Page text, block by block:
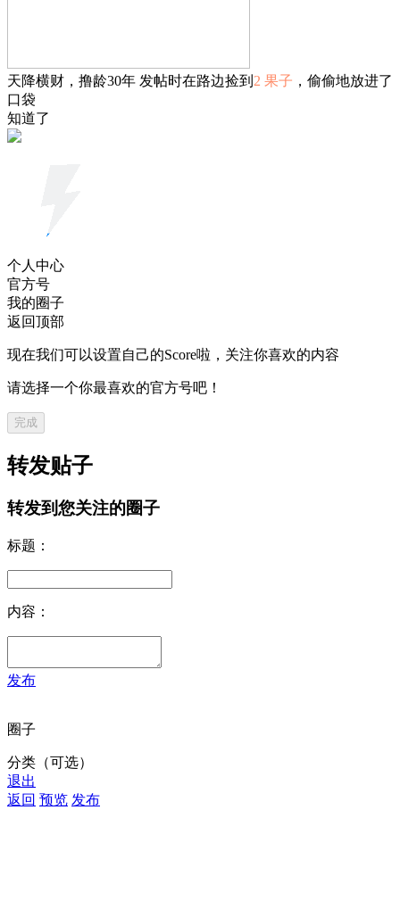
天降横财，撸龄30年 发帖时在路边捡到 2 果子 ，偷偷地放进了
口袋
知道了
个人中心
官方号
我的圈子
返回顶部
现在我们可以设置自己的Score啦，关注你喜欢的内容
请选择一个你最喜欢的官方号吧！
完成
转发贴子
转发到您关注的圈子
标题：
内容：
发布
圈子
分类（可选）
退出
返回 预览 发布